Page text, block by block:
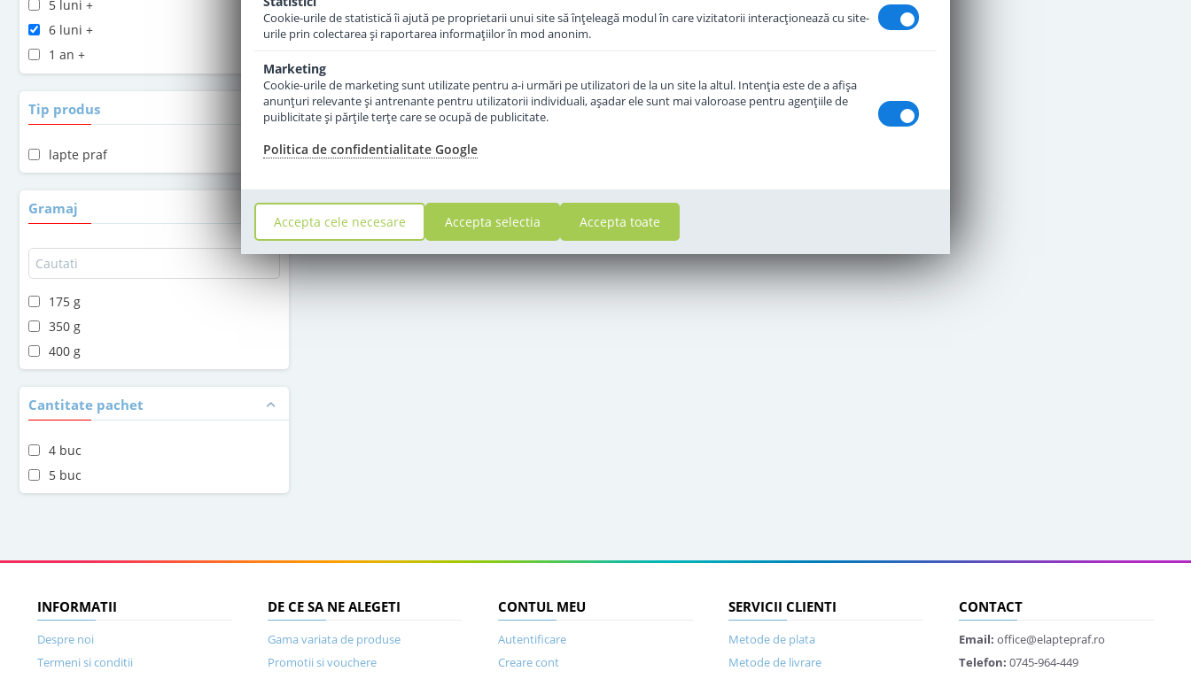
5 luni +
6 luni +
1 an +
2 ani +
Tip produs
lapte praf
Gramaj
175 g
350 g
400 g
Cantitate pachet
4 buc
5 buc
INFORMATII
Despre noi
Termeni si conditii
DE CE SA NE ALEGETI
Gama variata de produse
Promotii si vouchere
CONTUL MEU
Autentificare
Creare cont
SERVICII CLIENTI
Metode de plata
Metode de livrare
CONTACT
Email: office@elaptepraf.ro
Telefon: 0745-964-449
Cookie-urile de statistică îi ajută pe proprietarii unui site să înţeleagă modul în care vizitatorii interacţionează cu site-
urile prin colectarea şi raportarea informaţiilor în mod anonim.
Marketing
Cookie-urile de marketing sunt utilizate pentru a-i urmări pe utilizatori de la un site la altul. Intenţia este de a afişa
anunţuri relevante şi antrenante pentru utilizatorii individuali, aşadar ele sunt mai valoroase pentru agenţiile de
puiblicitate şi părţile terţe care se ocupă de publicitate.
Politica de confidentialitate Google
Accepta cele necesare Accepta selectia Accepta toate